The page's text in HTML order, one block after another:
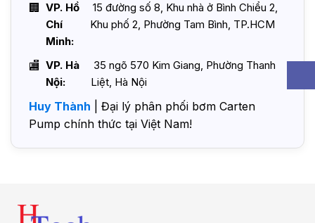
VP. Hồ
Chí
Minh:
15 đường số 8, Khu nhà ở Bình Chiểu 2,
Khu phố 2, Phường Tam Bình, TP.HCM
VP. Hà
Nội:
35 ngõ 570 Kim Giang, Phường Thanh
Liệt, Hà Nội
Huy Thành | Đại lý phân phối bơm Carten
Pump chính thức tại Việt Nam!